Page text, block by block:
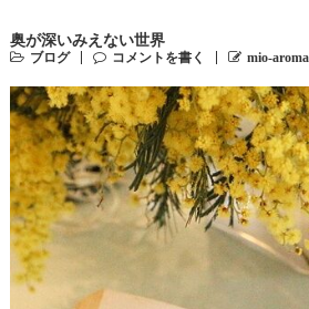
奥が深いみえない世界
ブログ コメントを書く mio-aroma